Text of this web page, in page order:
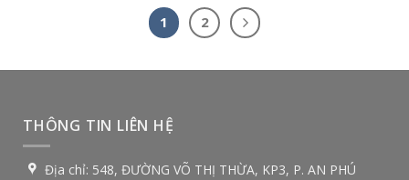
1 2
THÔNG TIN LIÊN HỆ
Địa chỉ: 548, ĐƯỜNG VÕ THỊ THỪA, KP3, P. AN PHÚ